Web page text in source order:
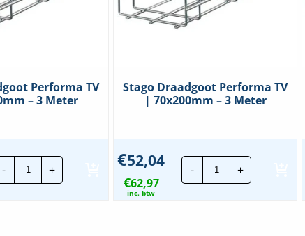
Performa TV
– 3 Meter
-
Stago
Draadgoot
Performa
+
Stago Draadgoot Performa TV
| 70x200mm – 3 Meter
€52,04
€62,97
inc. btw
-
Stago
Draadgoot
Performa
+